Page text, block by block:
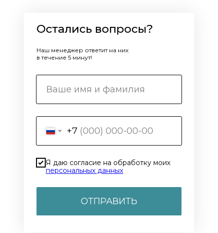
+7
Я даю согласие на обработку моих
персональных данных
ОТПРАВИТЬ
Остались вопросы?
Наш менеджер ответит на них
в течение 5 минут!